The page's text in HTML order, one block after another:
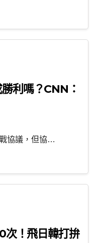
利嗎？CNN：
協議，但協…
次！飛日韓打拚